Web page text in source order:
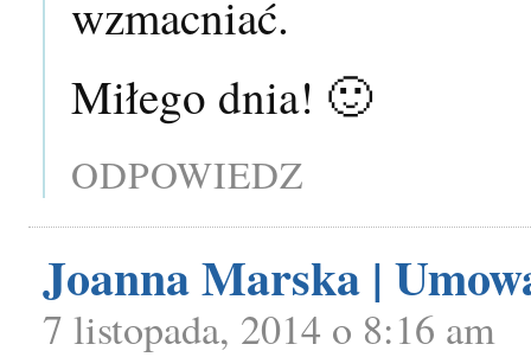
wzmacniać.
Miłego dnia! 🙂
ODPOWIEDZ
Joanna Marska |
7 listopada, 2014 o 8:16 am